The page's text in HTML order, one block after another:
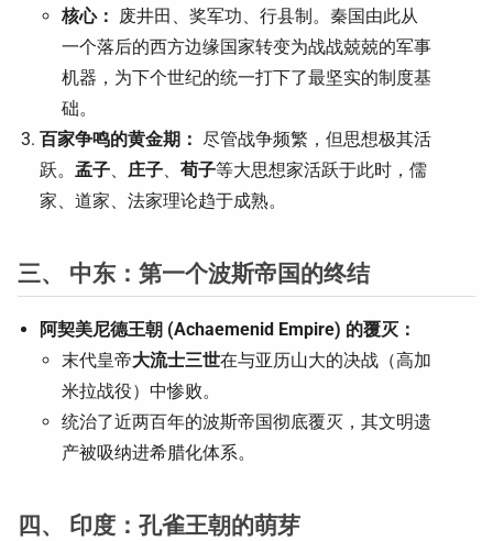
核心： 废井田、奖军功、行县制。秦国由此从
一个落后的西方边缘国家转变为战战兢兢的军事
机器，为下个世纪的统一打下了最坚实的制度基
础。
百家争鸣的黄金期： 尽管战争频繁，但思想极其活
跃。 孟子、 庄子、 荀子等大思想家活跃于此时，儒
家、道家、法家理论趋于成熟。
三、 中东：第一个波斯帝国的终结
阿契美尼德王朝 (Achaemenid Empire) 的覆灭：
末代皇帝大流士三世在与亚历山大的决战（高加
米拉战役）中惨败。
统治了近两百年的波斯帝国彻底覆灭，其文明遗
产被吸纳进希腊化体系。
四、 印度：孔雀王朝的萌芽